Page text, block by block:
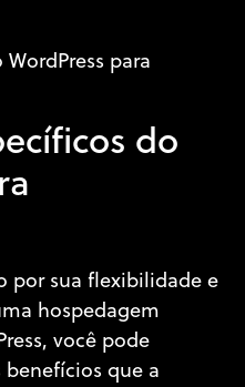
para
do
por sua flexibilidade e
hospedagem
você pode
que a